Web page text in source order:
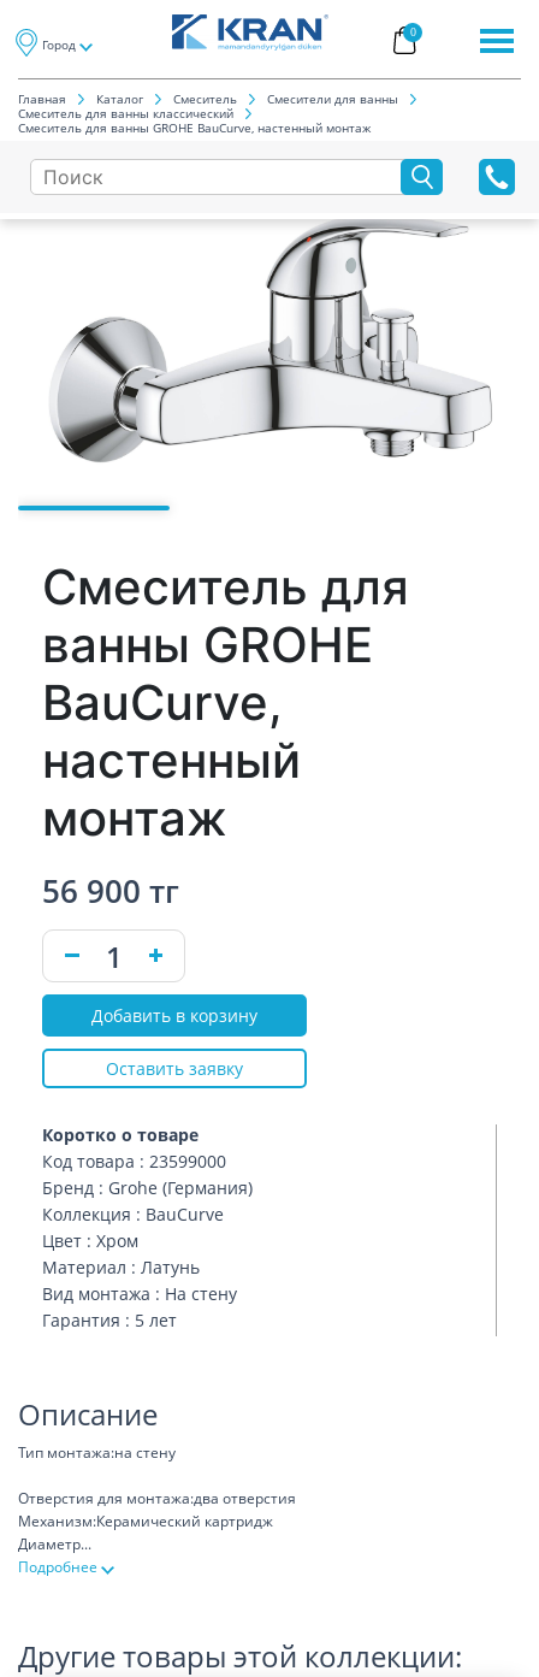
Город
0
Главная Каталог Смеситель
Смесители для ванны
Смеситель для ванны классический
Смеситель для ванны GROHE BauCurve, настенный монтаж
Смеситель для
ванны GROHE
BauCurve,
настенный
монтаж
Коротко о товаре
Код товара : 23599000
Бренд : Grohe (Германия)
Коллекция : BauCurve
Цвет : Хром
Материал : Латунь
Вид монтажа : На стену
Гарантия : 5 лет
56 900 тг
Добавить в корзину
Оставить заявку
Описание
Тип монтажа:на стену
Отверстия для монтажа:два отверстия
Механизм:Керамический картридж
Диаметр...
Подробнее
Другие товары этой коллекции: